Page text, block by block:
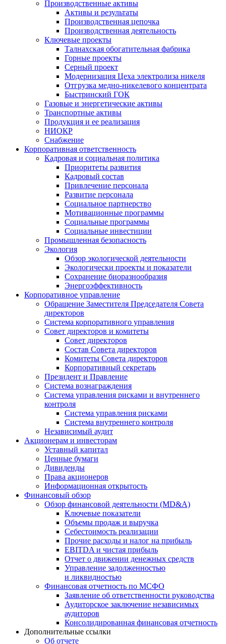
Производственные активы
Активы и результаты
Производственная цепочка
Производственная деятельность
Ключевые проекты
Талнахская обогатительная фабрика
Горные проекты
Серный проект
Модернизация Цеха электролиза никеля
Отгрузка медно-никелевого концентрата
Быстринский ГОК
Газовые и энергетические активы
Транспортные активы
Продукция и ее реализация
НИОКР
Снабжение
Корпоративная ответственность
Кадровая и социальная политика
Приоритеты развития
Кадровый состав
Привлечение персонала
Развитие персонала
Социальное партнерство
Мотивационные программы
Социальные программы
Социальные инвестиции
Промышленная безопасность
Экология
Обзор экологической деятельности
Экологически проекты и показатели
Сохранение биоразнообразия
Энергоэффективность
Корпоративное управление
Обращение Заместителя Председателя Совета
директоров
Система корпоративного управления
Совет директоров и комитеты
Совет директоров
Состав Совета директоров
Комитеты Совета директоров
Корпоративный секретарь
Президент и Правление
Система вознаграждения
Система управления рисками и внутреннего
контроля
Система управления рисками
Система внутреннего контроля
Независимый аудит
Акционерам и инвесторам
Уставный капитал
Ценные бумаги
Дивиденды
Права акционеров
Информационная открытость
Финансовый обзор
Обзор финансовой деятельности (MD&A)
Ключевые показатели
Объемы продаж и выручка
Себестоимость реализации
Прочие расходы и налог на прибыль
EBITDA и чистая прибыль
Отчет о движении денежных средств
Управление задолженностью
и ликвидностью
Финансовая отчетность по МСФО
Заявление об ответственности руководства
Аудиторское заключение независимых
аудиторов
Консолидированная финансовая отчетность
Дополнительные ссылки
Об отчете